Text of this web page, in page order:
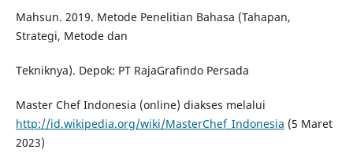
Mahsun. 2019. Metode Penelitian Bahasa (Tahapan,
Strategi, Metode dan
Tekniknya). Depok: PT RajaGrafindo Persada
Master Chef Indonesia (online) diakses melalui
http://id.wikipedia.org/wiki/MasterChef_Indonesia (5 Maret
2023)